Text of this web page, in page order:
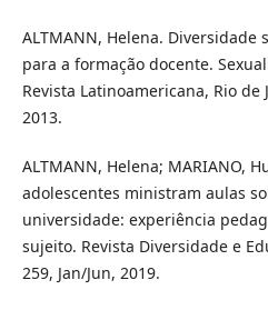
ALTMANN, Helena. Diversidade
para a formação docente.
Revista Latinoamericana, Rio de
2013.
ALTMANN, Helena; MARIANO,
adolescentes ministram aulas
universidade: experiência
sujeito. Revista Diversidade e
259, Jan/Jun, 2019.